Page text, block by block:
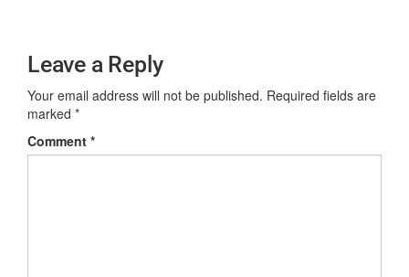
Leave a Reply
Your email address will not be published. Required fields are
marked *
Comment *